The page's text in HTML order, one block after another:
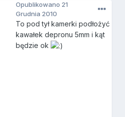
Opublikowano 21
Grudnia 2010
To pod tył kamerki podłożyć
kawałek depronu 5mm i kąt
będzie ok